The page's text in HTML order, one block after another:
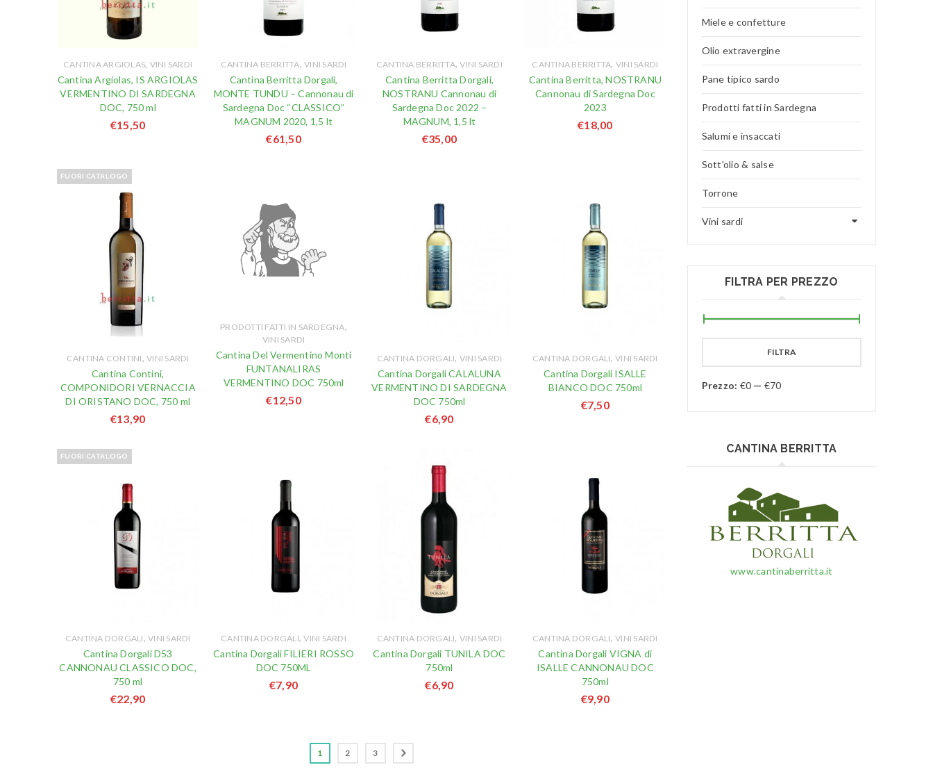
CANTINA ARGIOLAS, VINI SARDI
Cantina Argiolas, IS ARGIOLAS
VERMENTINO DI SARDEGNA
DOC, 750 ml
€15,50
CANTINA BERRITTA,VINI SARDI
Cantina Berritta Dorgali,
MONTE TUNDU – Cannonau di
Sardegna Doc “CLASSICO”
MAGNUM 2020, 1,5 lt
€61,50
CANTINA BERRITTA,VINI SARDI
Cantina Berritta Dorgali,
NOSTRANU Cannonau di
Sardegna Doc 2022 –
MAGNUM, 1,5 lt
€35,00
CANTINA BERRITTA, VINI SARDI
Cantina Berritta, NOSTRANU
Cannonau di Sardegna Doc
2023
€18,00
FUORI CATALOGO
CANTINA CONTINI,VINI SARDI
Cantina Contini,
COMPONIDORI VERNACCIA
DI ORISTANO DOC, 750 ml
€13,90
PRODOTTI FATTI IN SARDEGNA,
VINI SARDI
Cantina Del Vermentino Monti
FUNTANALIRAS
VERMENTINO DOC 750ml
€12,50
CANTINA DORGALI, VINI SARDI
Cantina Dorgali CALALUNA
VERMENTINO DI SARDEGNA
DOC 750ml
€6,90
CANTINA DORGALI,VINI SARDI
Cantina Dorgali ISALLE
BIANCO DOC 750ml
€7,50
FUORI CATALOGO
CANTINA DORGALI,VINI SARDI
Cantina Dorgali D53
CANNONAU CLASSICO DOC,
750 ml
€22,90
CANTINA DORGALI,VINI SARDI
Cantina Dorgali FILIERI ROSSO
DOC 750ML
€7,90
CANTINA DORGALI, VINI SARDI
Cantina Dorgali TUNILA DOC
750ml
€6,90
CANTINA DORGALI,VINI SARDI
Cantina Dorgali VIGNA di
ISALLE CANNONAU DOC
750ml
€9,90
1 2 3
Miele e confetture
Olio extravergine
Pane tipico sardo
Prodotti fatti in Sardegna
Salumi e insaccati
Sott'olio & salse
Torrone
Vini sardi
FILTRA PER PREZZO
FILTRA
Prezzo: €0 — €70
CANTINA BERRITTA
www.cantinaberritta.it